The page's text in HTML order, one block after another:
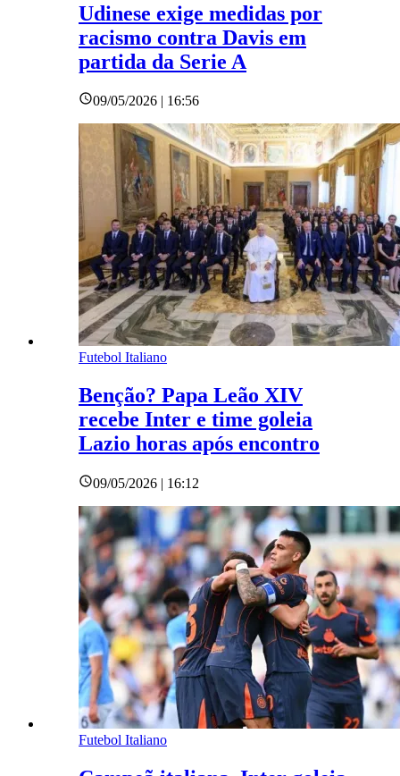
Udinese exige medidas por
racismo contra Davis em
partida da Serie A
09/05/2026 | 16:56
Futebol Italiano
Benção? Papa Leão XIV
recebe Inter e time goleia
Lazio horas após encontro
09/05/2026 | 16:12
Futebol Italiano